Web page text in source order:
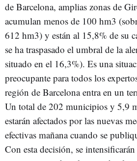
de Barcelona, amplias zonas de
acumulan menos de 100 hm3
612 hm3) y están al 15,8% de su
se ha traspasado el umbral de la
situado en el 16,3%). Es una
preocupante para todos los
región de Barcelona entra en un
Un total de 202 municipios y 5,9
estarán afectados por las nuevas
efectivas mañana cuando se
Con esta decisión, se